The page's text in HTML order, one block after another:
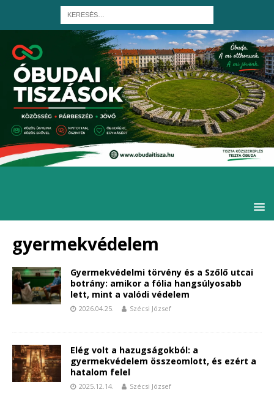
gyermekvédelem
Gyermekvédelmi törvény és a Szőlő utcai
botrány: amikor a fólia hangsúlyosabb
lett, mint a valódi védelem
2026.04.25. Szécsi József
Elég volt a hazugságokból: a
gyermekvédelem összeomlott, és ezért a
hatalom felel
2025.12.14. Szécsi József